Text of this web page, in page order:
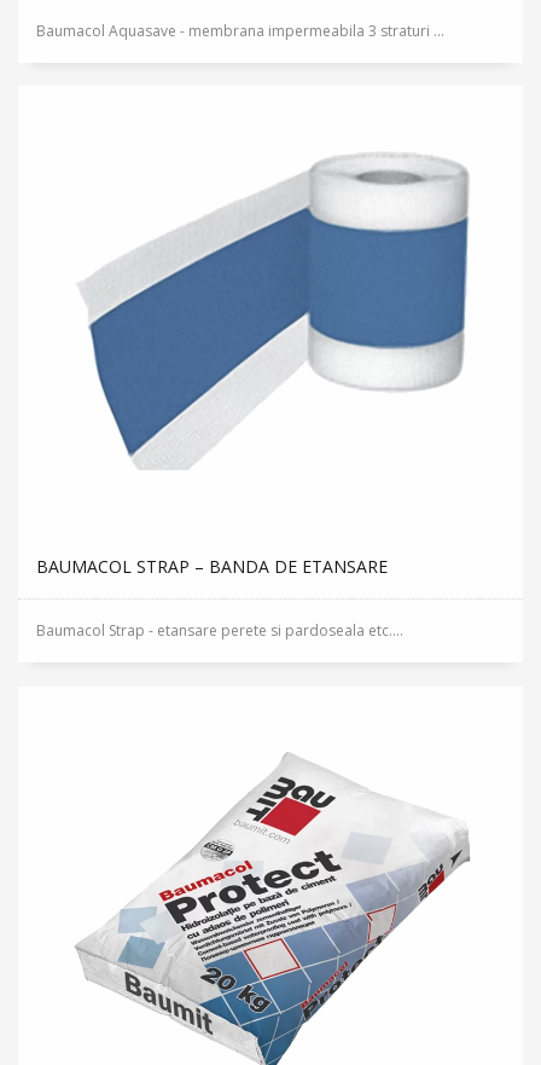
Baumacol Aquasave - membrana impermeabila 3 straturi ...
BAUMACOL STRAP – BANDA DE ETANSARE
Baumacol Strap - etansare perete si pardoseala etc....